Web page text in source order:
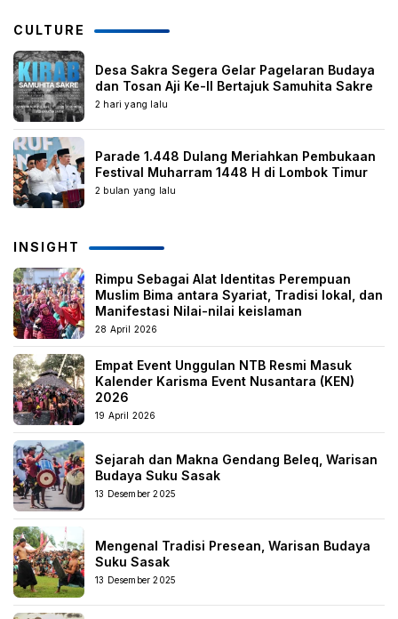
CULTURE
Desa Sakra Segera Gelar Pagelaran Budaya
dan Tosan Aji Ke-II Bertajuk Samuhita Sakre
2 hari yang lalu
Parade 1.448 Dulang Meriahkan Pembukaan
Festival Muharram 1448 H di Lombok Timur
2 bulan yang lalu
INSIGHT
Rimpu Sebagai Alat Identitas Perempuan
Muslim Bima antara Syariat, Tradisi lokal, dan
Manifestasi Nilai-nilai keislaman
28 April 2026
Empat Event Unggulan NTB Resmi Masuk
Kalender Karisma Event Nusantara (KEN)
2026
19 April 2026
Sejarah dan Makna Gendang Beleq, Warisan
Budaya Suku Sasak
13 Desember 2025
Mengenal Tradisi Presean, Warisan Budaya
Suku Sasak
13 Desember 2025